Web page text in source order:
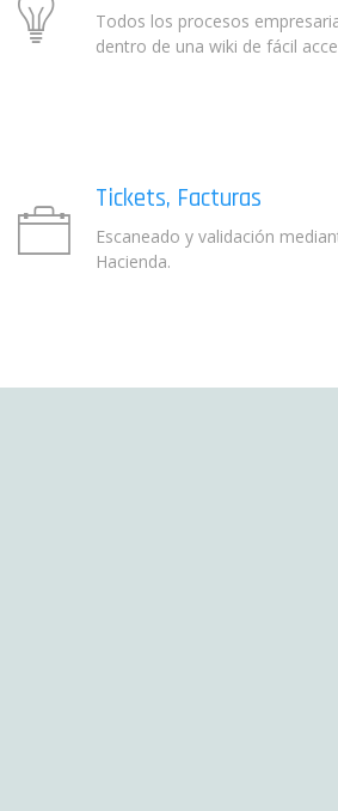
Todos los procesos
dentro de una wiki de fácil
Tickets, Facturas
Escaneado y validación
Hacienda.